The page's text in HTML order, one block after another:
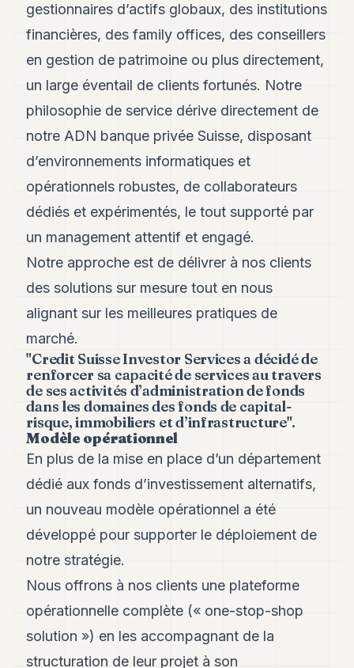
Andy
6
5
Andy
TECH
FINANCE
DE
VIVRE
ARTS
ASSURANCE
IMMOBILIER
PRIVATE
EQUITY
SPORT
JURIDIQUE
ASSOCIATIONS
CONTACT
S'ABONNER
FR
gestionnaires d’actifs globaux, des institutions
financières, des family offices, des conseillers
en gestion de patrimoine ou plus directement,
un large éventail de clients fortunés. Notre
philosophie de service dérive directement de
notre ADN banque privée Suisse, disposant
d’environnements informatiques et
opérationnels robustes, de collaborateurs
dédiés et expérimentés, le tout supporté par
un management attentif et engagé.
Notre approche est de délivrer à nos clients
des solutions sur mesure tout en nous
alignant sur les meilleures pratiques de
marché.
"Credit Suisse Investor Services a décidé de
renforcer sa capacité de services au travers
de ses activités d’administration de fonds
dans les domaines des fonds de capital-
risque, immobiliers et d’infrastructure".
Modèle opérationnel
En plus de la mise en place d’un département
dédié aux fonds d’investissement alternatifs,
un nouveau modèle opérationnel a été
développé pour supporter le déploiement de
notre stratégie.
Nous offrons à nos clients une plateforme
opérationnelle complète (« one-stop-shop
solution ») en les accompagnant de la
structuration de leur projet à son